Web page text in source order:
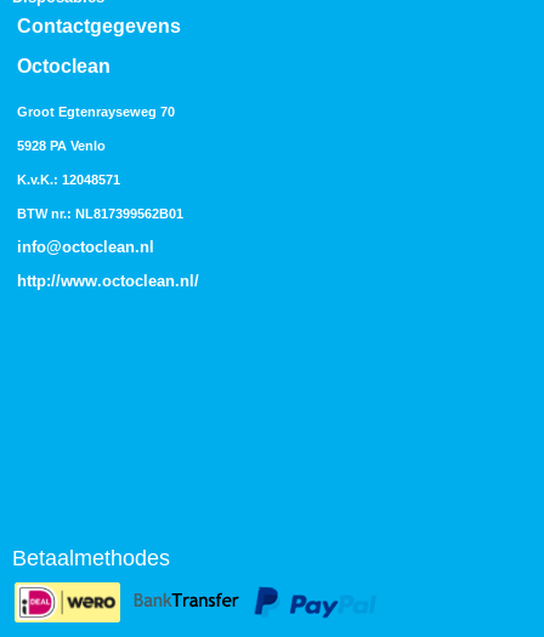
Contactgegevens
Octoclean
Groot Egtenrayseweg 70
5928 PA Venlo
K.v.K.: 12048571
BTW nr.: NL817399562B01
info@octoclean.nl
http://www.octoclean.nl /
Betaalmethodes